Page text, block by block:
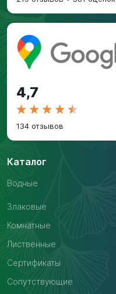
4,7
134 отзывов
Каталог
Водные
Злаковые
Комнатные
Лиственные
Сертификаты
Сопутствующие